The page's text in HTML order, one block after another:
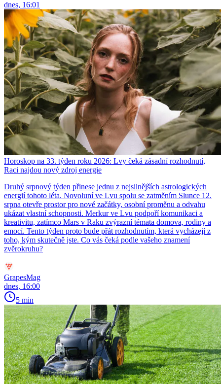
dnes, 16:01
Horoskop na 33. týden roku 2026: Lvy čeká zásadní rozhodnutí,
Raci najdou nový zdroj energie
Druhý srpnový týden přinese jednu z nejsilnějších astrologických
energií tohoto léta. Novoluní ve Lvu spolu se zatměním Slunce 12.
srpna otevře prostor pro nové začátky, osobní proměnu a odvahu
ukázat vlastní schopnosti. Merkur ve Lvu podpoří komunikaci a
kreativitu, zatímco Mars v Raku zvýrazní témata domova, rodiny a
emocí. Tento týden proto bude přát rozhodnutím, která vycházejí z
toho, kým skutečně jste. Co vás čeká podle vašeho znamení
zvěrokruhu?
GrapesMag
dnes, 16:00
5 min